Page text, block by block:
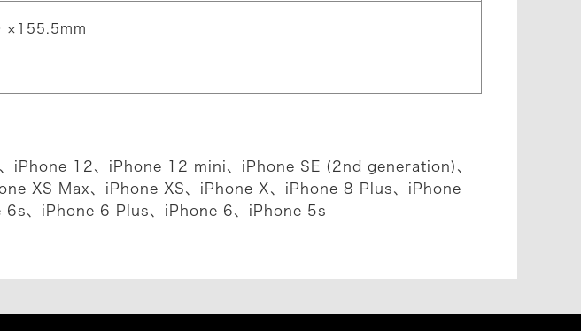
×155.5mm
12、iPhone 12 mini、iPhone SE (2nd generation)、
XS Max、iPhone XS、iPhone X、iPhone 8 Plus、iPhone
、iPhone 6 Plus、iPhone 6、iPhone 5s